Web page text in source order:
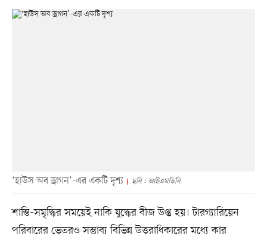
‘হাউস অব ড্রাগন’-এর একটি দৃশ্য ছবি : আইএমডিবি
শান্তি-সমৃদ্ধির সময়েই নাকি যুদ্ধের বীজ উপ্ত হয়। টারগ্যারিয়েন
পরিবারের ভেতরও সম্ভাব্য বিভিন্ন উত্তরাধিকারের মধ্যে কার